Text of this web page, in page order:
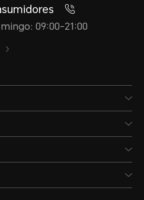
09:00-21:00